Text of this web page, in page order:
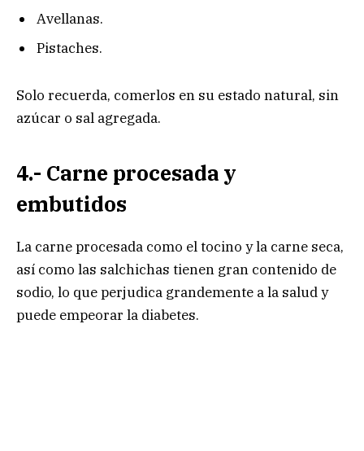
Avellanas.
Pistaches.
Solo recuerda, comerlos en su estado natural, sin
azúcar o sal agregada.
4.- Carne procesada y
embutidos
La carne procesada como el tocino y la carne seca,
así como las salchichas tienen gran contenido de
sodio, lo que perjudica grandemente a la salud y
puede empeorar la diabetes.